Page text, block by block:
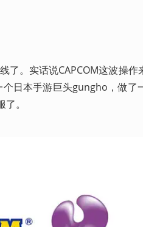
了。实话说CAPCOM这波操作
日本手游巨头gungho，做了
。